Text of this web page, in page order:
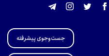
جست‌وجوی پیشرفته